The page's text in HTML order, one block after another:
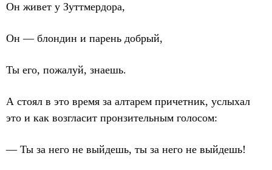
Он живет у Зуттмердора,
Он — блондин и парень добрый,
Ты его, пожалуй, знаешь.
А стоял в это время за алтарем причетник, услыхал
это и как возгласит пронзительным голосом:
— Ты за него не выйдешь, ты за него не выйдешь!